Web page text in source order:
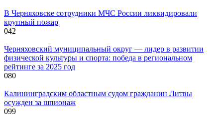
В Черняховске сотрудники МЧС России ликвидировали
крупный пожар
042
Черняховский муниципальный округ — лидер в развитии
физической культуры и спорта: победа в региональном
рейтинге за 2025 год
080
Калининградским областным судом гражданин Литвы
осужден за шпионаж
099